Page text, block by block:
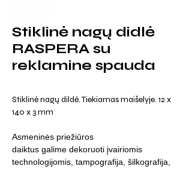
Stiklinė nagų didlė
RASPERA su
reklamine spauda
Stiklinė nagų dildė. Tiekiamas maišelyje. 12 x
140 x 3 mm
Asmeninės priežiūros
daiktus galime dekoruoti įvairiomis
technologijomis, tampografija, šilkografija,